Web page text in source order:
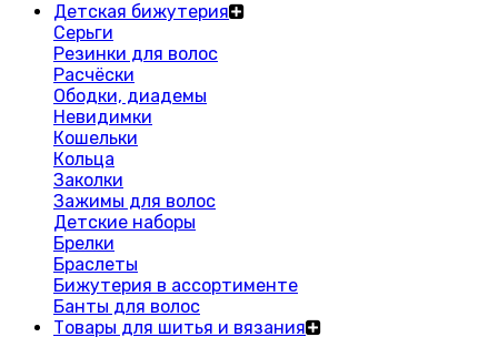
Детская бижутерия
Серьги
Резинки для волос
Расчёски
Ободки, диадемы
Невидимки
Кошельки
Кольца
Заколки
Зажимы для волос
Детские наборы
Брелки
Браслеты
Бижутерия в ассортименте
Банты для волос
Товары для шитья и вязания